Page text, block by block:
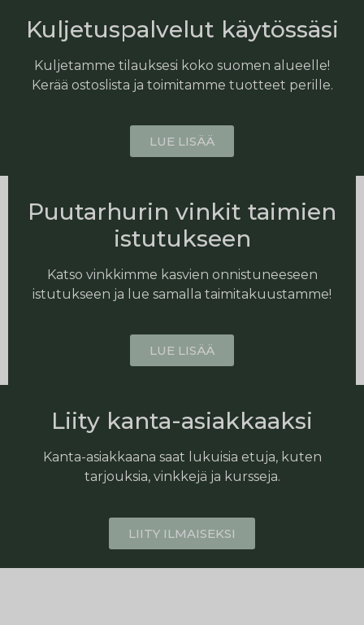
Kuljetuspalvelut käytössäsi
Kuljetamme tilauksesi koko suomen alueelle!
Kerää ostoslista ja toimitamme tuotteet perille.
LUE LISÄÄ
Puutarhurin vinkit taimien
istutukseen
Katso vinkkimme kasvien onnistuneeseen
istutukseen ja lue samalla taimitakuustamme!
LUE LISÄÄ
Liity kanta-asiakkaaksi
Kanta-asiakkaana saat lukuisia etuja, kuten
tarjouksia, vinkkejä ja kursseja.
LIITY ILMAISEKSI